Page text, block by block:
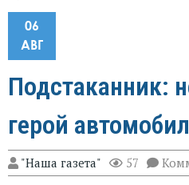
06
АВГ
Подстаканник:
герой
"Наша газета" 57